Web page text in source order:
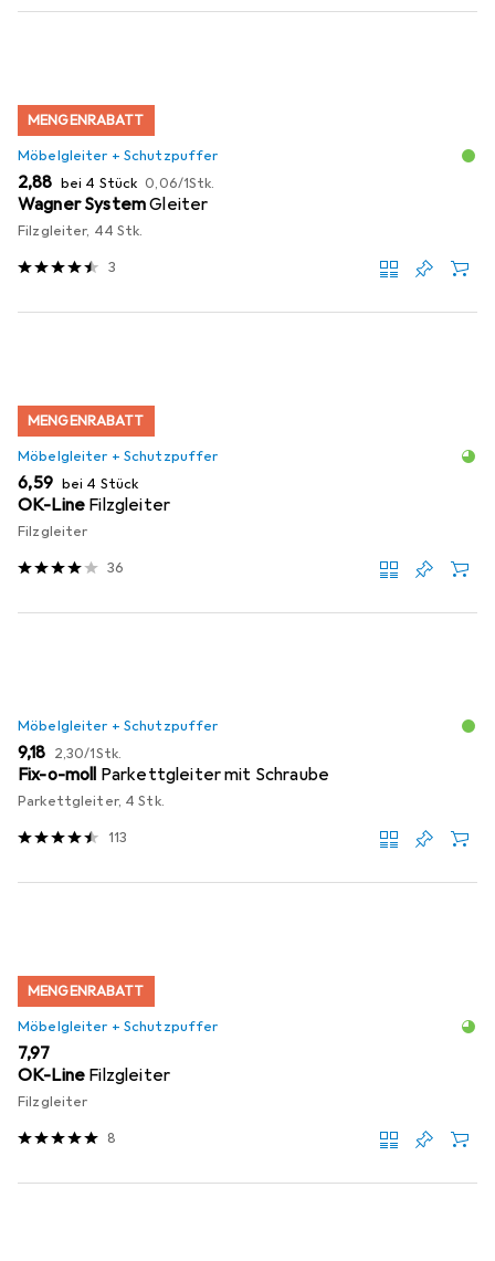
MENGENRABATT
Möbelgleiter + Schutzpuffer
EUR
2,88 bei 4 Stück EUR
0,06/1Stk.
Wagner SystemGleiter
Filzgleiter, 44 Stk.
3
MENGENRABATT
Möbelgleiter + Schutzpuffer
EUR
6,59 bei 4 Stück
OK-Line Filzgleiter
Filzgleiter
36
Möbelgleiter + Schutzpuffer
EUR
9,18 EUR
2,30/1Stk.
Fix-o-moll Parkettgleiter mit Schraube
Parkettgleiter, 4 Stk.
113
MENGENRABATT
Möbelgleiter + Schutzpuffer
EUR
7,97
OK-Line Filzgleiter
Filzgleiter
8